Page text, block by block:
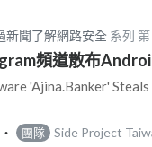
新聞了解網路安全 系列 第
頻道散布
'Ajina.Banker'
‧ 團隊 Side Project